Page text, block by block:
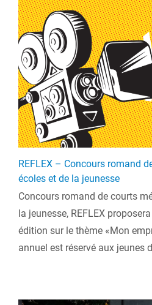
REFLEX – Concours romand
écoles et de la jeunesse
Concours romand de courts
la jeunesse, REFLEX
édition sur le thème «Mon
annuel est réservé aux jeunes